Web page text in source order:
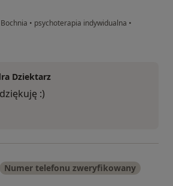
• psychoterapia indywidualna •
Dziektarz
:)
Numer telefonu zweryfikowany